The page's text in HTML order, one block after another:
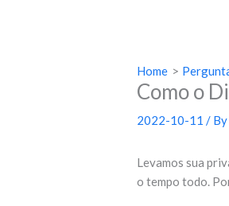
Home
Como o
2022-10-11/ By
Levamos sua
o tempo todo.